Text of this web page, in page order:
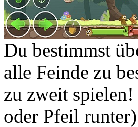
Du bestimmst
alle Feinde zu
zu zweit
oder Pfeil